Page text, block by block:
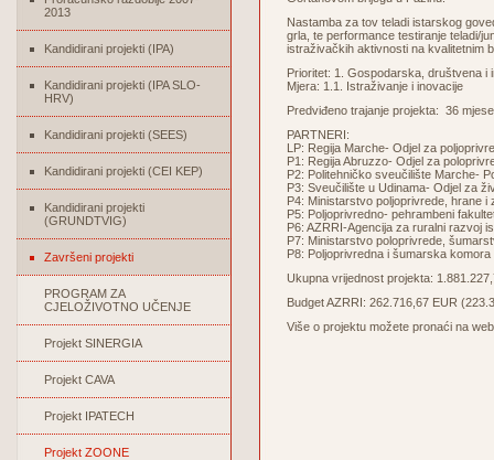
2013
Kandidirani projekti (IPA)
Kandidirani projekti (IPA SLO-
HRV)
Kandidirani projekti (SEES)
Kandidirani projekti (CEI KEP)
Kandidirani projekti
(GRUNDTVIG)
Završeni projekti
PROGRAM ZA
CJELOŽIVOTNO UČENJE
Projekt SINERGIA
Projekt CAVA
Projekt IPATECH
Projekt ZOONE
Nastamba za tov teladi istarskog
grla, te performance testiranje teladi/
istraživačkih aktivnosti na kvalitetnim
Prioritet: 1. Gospodarska, društvena i
Mjera: 1.1. Istraživanje i inovacije
Predviđeno trajanje projekta: 36
PARTNERI:
LP: Regija Marche- Odjel za
P1: Regija Abruzzo- Odjel za
P2: Politehničko sveučilište Marche-
P3: Sveučilište u Udinama- Odjel za
P4: Ministarstvo poljoprivrede, hrane i
P5: Poljoprivredno- pehrambeni
P6: AZRRI-Agencija za ruralni razvoj
P7: Ministarstvo poloprivrede,
P8: Poljoprivredna i šumarska
Ukupna vrijednost projekta:
Budget AZRRI: 262.716,67 EUR
Više o projektu možete pronaći na